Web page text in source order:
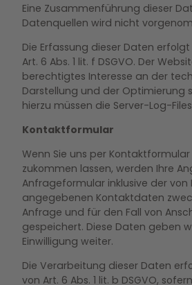
Eine Zusammenführung dieser
Datenquellen wird nicht
Die Erfassung dieser Daten
Art. 6 Abs. 1 lit. f DSGVO. Der
berechtigtes Interesse an der
Darstellung und der Optimierung
hierzu müssen die Server-Log-
Kontaktformular
Wenn Sie uns per
zukommen lassen, werden Ihre
Anfrageformular inklusive der von
angegebenen Kontaktdaten
Anfrage und für den Fall von
gespeichert. Diese Daten geben
Einwilligung weiter.
Die Verarbeitung dieser Daten
von Art. 6 Abs. 1 lit. b DSGVO,